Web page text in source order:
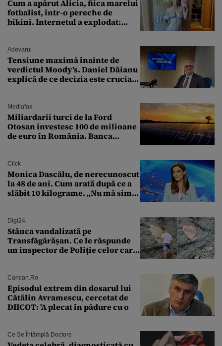
Cum a apărut Alicia, fiica marelui
fotbalist, într-o pereche de
bikini. Internetul a explodat:
Adevarul
Tensiune maximă înainte de
verdictul Moody’s. Daniel Dăianu
explică de ce decizia este crucială
Mediafax
Miliardarii turci de la Ford
Otosan investesc 100 de milioane
de euro în România. Banca
Click
Monica Dascălu, de nerecunoscut
la 48 de ani. Cum arată după ce a
slăbit 10 kilograme. „Nu mă simt
Digi24
Stânca vandalizată pe
Transfăgărășan. Ce le răspunde
un inspector de Poliție celor care
Cancan.ro
Episodul extrem din dosarul lui
Cătălin Avramescu, cercetat de
DIICOT: 'A plecat în pădure cu o
Ce Se Întâmplă Doctore